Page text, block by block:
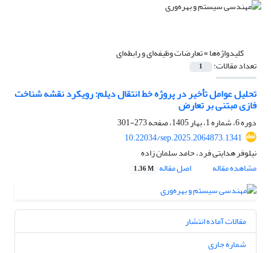
کلیدواژه‌ها =تعارضات وظیفه‌ای و رابطه‌ای
تعداد مقالات: 1
تحلیل عوامل تأخیر در پروژه خط انتقال دیلم: رویکرد نقشه شناخت
فازی مبتنی بر تعارض
دوره 6، شماره 1، بهار 1405، صفحه
273-301
10.22034/sep.2025.2064873.1341
نیلوفر هدایتی فرد، حامد سلمان زاده
مشاهده مقاله
اصل مقاله 1.36 M
مقالات آماده انتشار
شماره جاری